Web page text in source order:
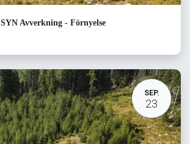
SYN Avverkning - Förnyelse
SEP.
23